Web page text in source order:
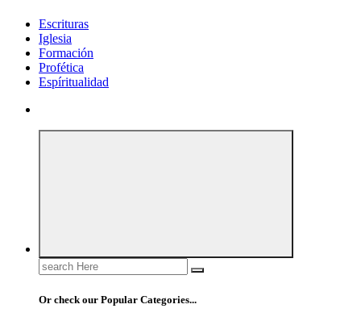
Escrituras
Iglesia
Formación
Profética
Espíritualidad
Search
for:
Or check our Popular Categories...